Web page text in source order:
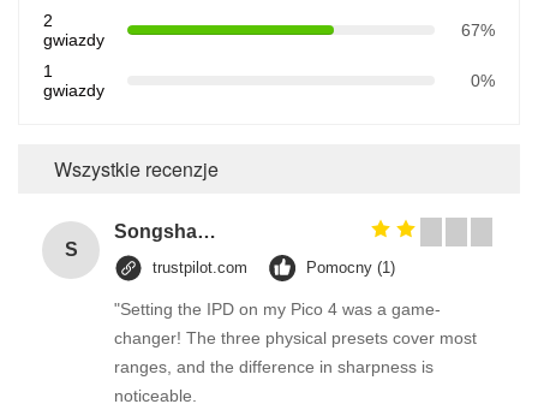
2
gwiazdy
67%
1
gwiazdy
0%
Wszystkie recenzje
S
Songshang
trustpilot.com Pomocny (1)
"Setting the IPD on my Pico 4 was a game-
changer! The three physical presets cover most
ranges, and the difference in sharpness is
noticeable.